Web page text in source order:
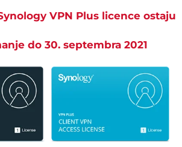
VPN Plus licence ostaju
do 30. septembra 2021